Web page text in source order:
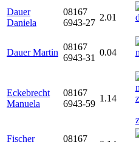
Dauer
Daniela
08167
6943-27
2.01
Dauer Martin
08167
6943-31
0.04
Eckebrecht
Manuela
08167
6943-59
1.14
Fischer
08167